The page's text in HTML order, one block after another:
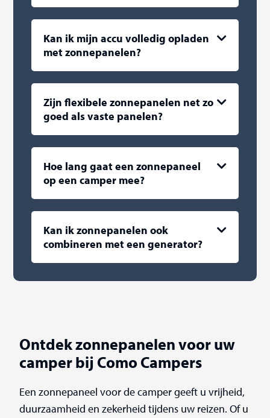
Kan ik mijn accu volledig opladen
met zonnepanelen?
Zijn flexibele zonnepanelen net zo
goed als vaste panelen?
Hoe lang gaat een zonnepaneel
op een camper mee?
Kan ik zonnepanelen ook
combineren met een generator?
Ontdek zonnepanelen voor uw
camper bij Como Campers
Een zonnepaneel voor de camper geeft u vrijheid,
duurzaamheid en zekerheid tijdens uw reizen. Of u